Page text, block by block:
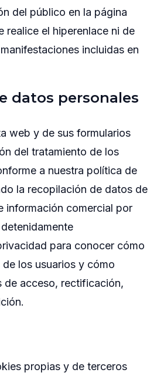
del público en la página
realice el hiperenlace ni de
incluidas en
datos personales
web y de sus formularios
del tratamiento de los
a nuestra política de
la recopilación de datos de
información comercial por
para conocer cómo
los usuarios y cómo
de acceso, rectificación,
propias y de terceros